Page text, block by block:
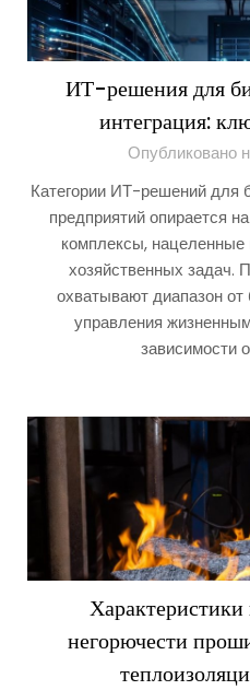
ИТ-решения для
интеграция:
Опубликовано
Категории ИТ-решений для
предприятий опирается
комплексы,
хозяйственных задач.
охватывают диапазон от
управления
зависимости
негорючести